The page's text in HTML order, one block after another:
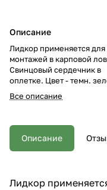
Описание
Лидкор применяется для
монтажей в карповой
Свинцовый сердечник в
оплетке. Цвет - темн.
10 метров.
Все описание
Описание
Лидкор